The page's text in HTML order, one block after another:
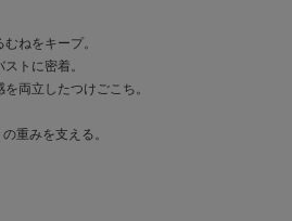
ねをキープ。
トに密着。
両立したつけごこち。
重みを支える。